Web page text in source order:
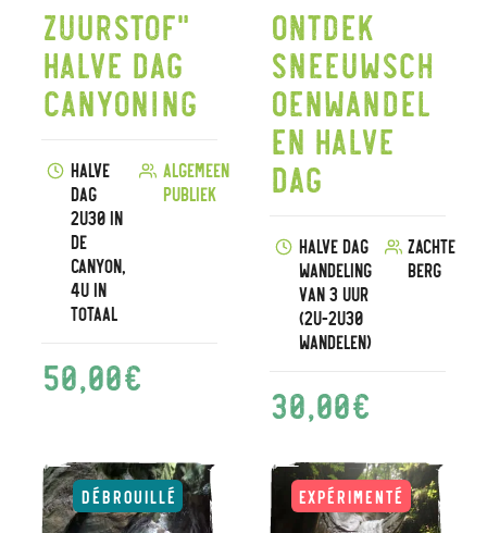
Zuurstof"
halve dag
canyoning
Halve
dag
2u30 in
de
canyon,
4u in
totaal
Algemeen
publiek
50,00€
Ontdek
sneeuwsch
oenwandel
en halve
dag
Halve dag
Wandeling
van 3 uur
(2u-2u30
wandelen)
Zachte
berg
30,00€